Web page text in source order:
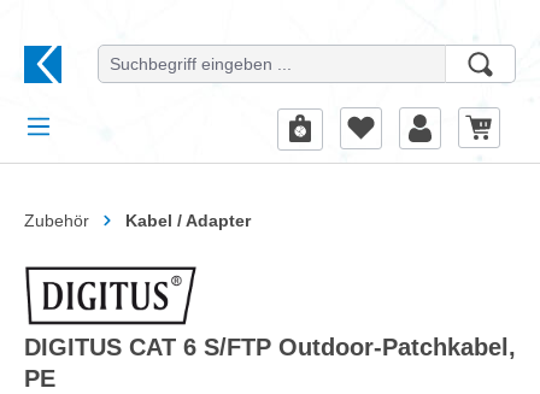
Zubehör Kabel / Adapter
DIGITUS CAT 6 S/FTP Outdoor-Patchkabel,
PE